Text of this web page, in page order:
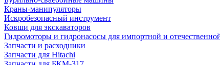
Краны-манипуляторы
Искробезопасный инструмент
Ковши для экскаваторов
Гидромоторы и гидронасосы для импортной и
Запчасти и расходники
Запчасти для Hitachi